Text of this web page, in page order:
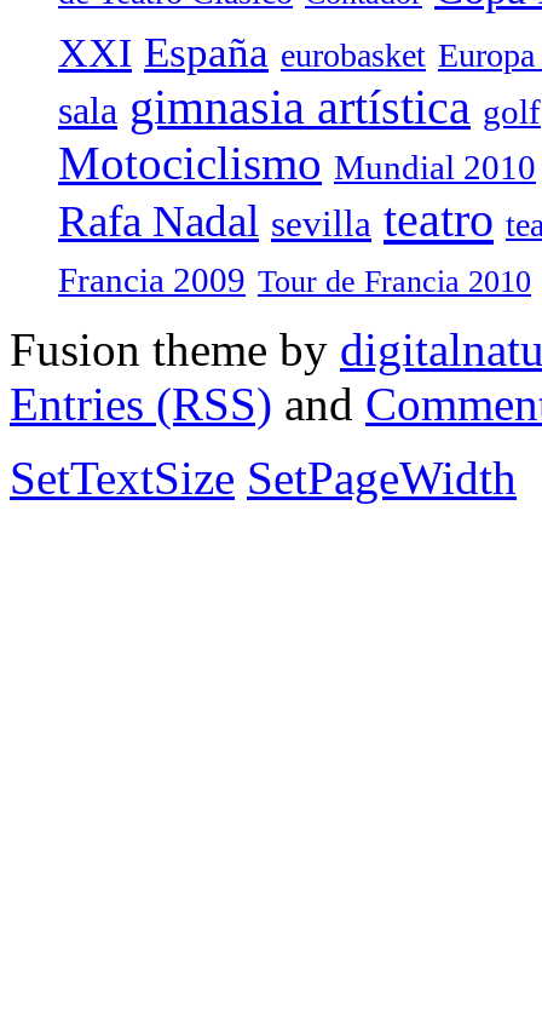
XXI España eurobasket
sala gimnasia artística golf
Motociclismo Mundial 2010
Rafa Nadal sevilla teatro
Francia 2009 Tour de Francia 2010
Fusion theme by
Entries (RSS) and
SetTextSize SetPageWidth